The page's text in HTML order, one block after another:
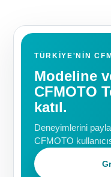
TÜRKIYE'NIN
Modeline
CFMOTO
katıl.
Deneyimlerini
CFMOTO